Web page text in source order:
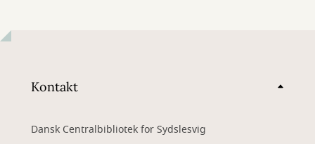
Kontakt
Dansk Centralbibliotek for Sydslesvig